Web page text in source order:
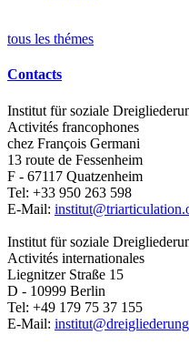
tous les thémes
Contacts
Institut für soziale
Activités francophones
chez François Germani
13 route de Fessenheim
F - 67117 Quatzenheim
Tel: +33 950 263 598
E-Mail:
Institut für soziale
Activités internationales
Liegnitzer Straße 15
D - 10999 Berlin
Tel: +49 179 75 37 155
E-Mail: